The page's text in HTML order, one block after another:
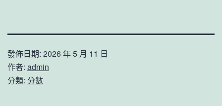
發佈日期: 2026 年 5 月 11 日
作者: admin
分類: 分數